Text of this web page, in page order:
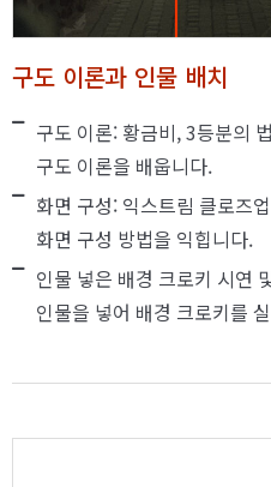
구도 이론과 인물 배치
구도 이론: 황금비, 3등분의
구도 이론을 배웁니다.
화면 구성: 익스트림 클로즈
화면 구성 방법을 익힙니다.
인물 넣은 배경 크로키 시연
인물을 넣어 배경 크로키를